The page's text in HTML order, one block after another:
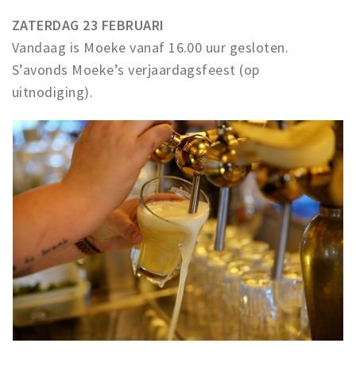
ZATERDAG 23 FEBRUARI
Vandaag is Moeke vanaf 16.00 uur gesloten.
S’avonds Moeke’s verjaardagsfeest (op
uitnodiging).